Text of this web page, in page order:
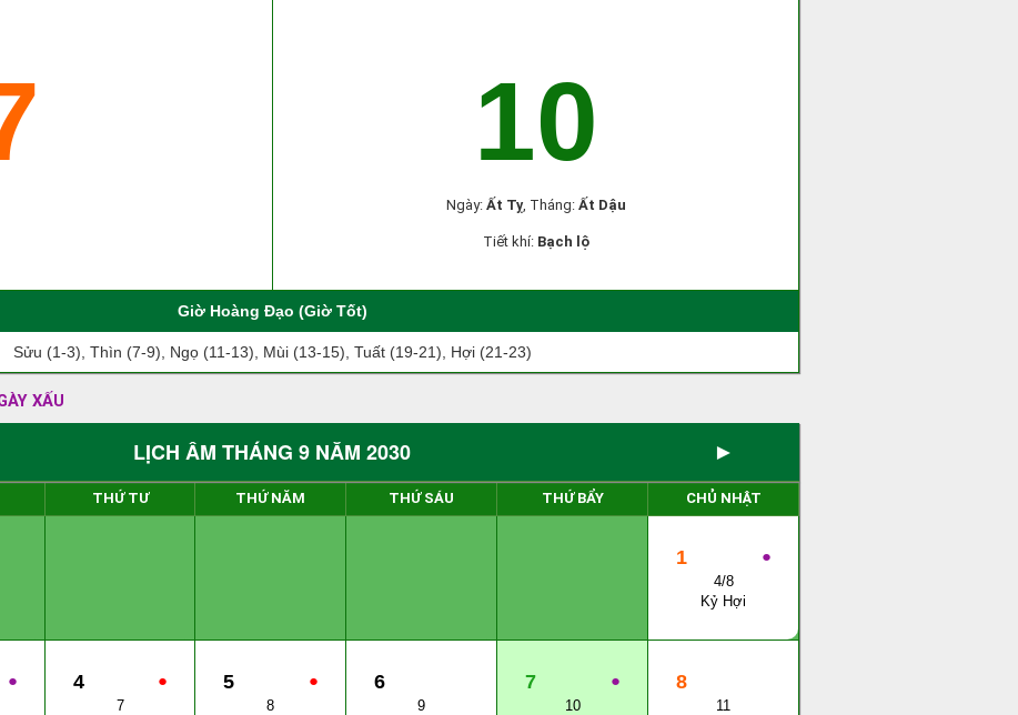
10
Ngày: Ất Tỵ, Tháng: Ất Dậu
Tiết khí: Bạch lộ
Giờ Hoàng Đạo (Giờ Tốt)
Sửu (1-3), Thìn (7-9), Ngọ (11-13), Mùi (13-15), Tuất (19-21), Hợi (21-23)
XẤU
LỊCH ÂM THÁNG 9 NĂM 2030 ►
THỨ TƯ THỨ NĂM THỨ SÁU THỨ BẨY CHỦ NHẬT
●
1
4/8
Kỷ Hợi
● ●
4
7
●
5
8
6
9
●
7
10
8
11